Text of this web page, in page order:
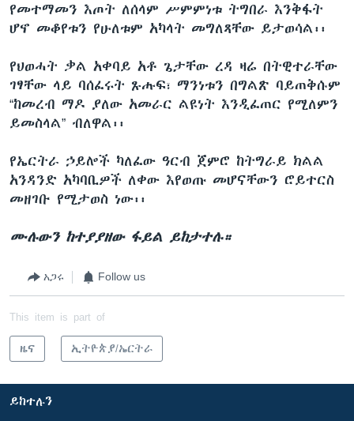
የመተማመን እጦት ለሰላም ሥምምነቱ ትግበራ እንቅፋት
ሆኖ መቆየቱን የሁለቱም አካላት መግለጻቸው ይታወሳል፡፡
የህወሓት ቃል አቀባይ አቶ ጌታቸው ረዳ ዛሬ በትዊተራቸው
ገፃቸው ላይ ባሰፈሩት ጹሑፍ፣ ማንነቱን በግልጽ ባይጠቅሱም
“ከመረብ ማዶ ያለው አመራር ልዩነት እንዲፈጠር የሚለምን
ይመስላል” ብለዋል፡፡
የኤርትራ ኃይሎች ካለፈው ዓርብ ጀምሮ ከትግራይ ክልል
አንዳንድ አካባቢዎች ለቀው እየወጡ መሆናቸውን ሮይተርስ
መዘገቡ የሚታወስ ነው፡፡
ሙሉውን ከተያያዘው ፋይል ይከታተሉ።
አጋሩ Follow us
This item is part of
ዜና ኢትዮጵያ/ኤርትራ
ይከተሉን